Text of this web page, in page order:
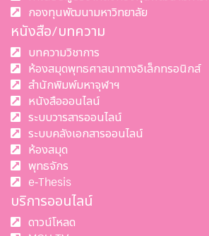
กองทุนพัฒนามหาวิทยาลัย
หนังสือ/บทความ
บทความวิชาการ
ห้องสมุดพุทธศาสนาทางอิเล็กทรอนิกส์
สำนักพิมพ์มหาจุฬาฯ
หนังสือออนไลน์
ระบบวารสารออนไลน์
ระบบคลังเอกสารออนไลน์
ห้องสมุด
พุทธจักร
e-Thesis
บริการออนไลน์
ดาวน์โหลด